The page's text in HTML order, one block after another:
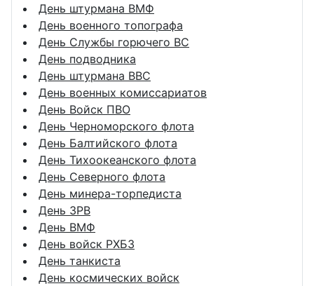
День штурмана ВМФ
День военного топографа
День Службы горючего ВС
День подводника
День штурмана ВВС
День военных комиссариатов
День Войск ПВО
День Черноморского флота
День Балтийского флота
День Тихоокеанского флота
День Северного флота
День минера-торпедиста
День ЗРВ
День ВМФ
День войск РХБЗ
День танкиста
День космических войск